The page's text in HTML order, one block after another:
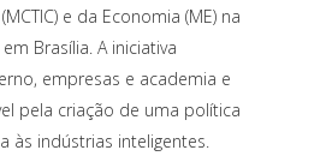
e da Economia (ME) na
Brasília. A iniciativa
empresas e academia e
pela criação de uma política
às indústrias inteligentes.